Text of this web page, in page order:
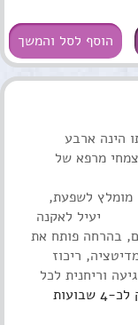
הוסף לסל והמשך
הינה ארבע
מרפא של
מומלץ לשפעת,
. יעיל לאקנה
בהרחה פותח את
ריכוז
וריחנית לכל
מארז צמח מרפא הדס מספיק לכ-4 שבועות